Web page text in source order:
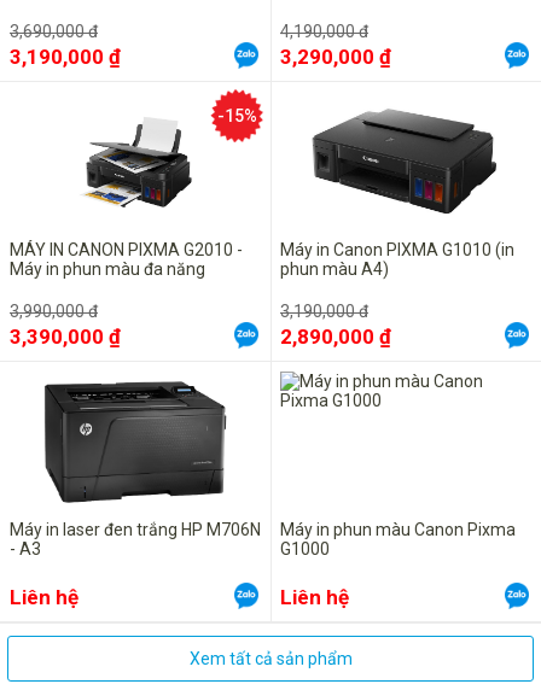
3,690,000 đ
3,190,000 ₫
4,190,000 đ
3,290,000 ₫
MÁY IN CANON PIXMA G2010 -
Máy in phun màu đa năng
3,990,000 đ
3,390,000 ₫
-15%
Máy in Canon PIXMA G1010 (in
phun màu A4)
3,190,000 đ
2,890,000 ₫
Máy in laser đen trắng HP M706N
- A3
Liên hệ
Máy in phun màu Canon Pixma
G1000
Liên hệ
Xem tất cả sản phẩm